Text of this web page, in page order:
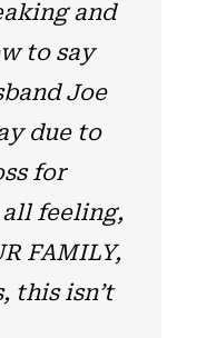
and
to say
Joe
due to
for
feeling,
FAMILY,
this isn’t